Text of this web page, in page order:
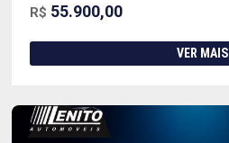
R$ 55.900,00
VER MAIS